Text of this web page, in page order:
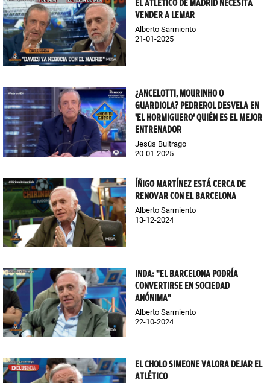
EL ATLÉTICO DE MADRID NECESITA
VENDER A LEMAR
Alberto Sarmiento
21-01-2025
¿ANCELOTTI, MOURINHO O
GUARDIOLA? PEDREROL DESVELA EN
'EL HORMIGUERO' QUIÉN ES EL MEJOR
ENTRENADOR
Jesús Buitrago
20-01-2025
ÍÑIGO MARTÍNEZ ESTÁ CERCA DE
RENOVAR CON EL BARCELONA
Alberto Sarmiento
13-12-2024
INDA: "EL BARCELONA PODRÍA
CONVERTIRSE EN SOCIEDAD
ANÓNIMA"
Alberto Sarmiento
22-10-2024
EL CHOLO SIMEONE VALORA DEJAR EL
ATLÉTICO